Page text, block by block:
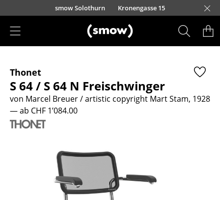
Direkt zum Inhaltsmow Solothurn Kronengasse 15
Sitzmöbel
Esszimmerstühle
Sofas
Loungesessel
Freischwinger
Thonet
S 64 / S 64 N Freischwinger
von Marcel Breuer / artistic copyright Mart Stam, 1928
— ab CHF 1’084.00